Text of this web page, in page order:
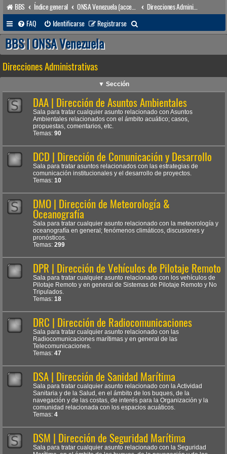
BBS Índice general ONSA Venezuela (acceso público)
Direcciones Administrativas
FAQ
Identificarse Registrarse
u
a
r
BBS | ONSA Venezuela
Direcciones Administrativas
▼ Sección
DAA | Dirección de Asuntos Ambientales
Sala para tratar cualquier asunto relacionado con Asuntos
Ambientales relacionados con el ámbito acuático; casos,
propuestas, comentarios, etc.
Temas: 90
DCD | Dirección de Comunicación y Desarrollo
Sala para tratar asuntos relacionados con las estrategias de
comunicación institucionales y el desarrollo de proyectos.
Temas: 10
DMO | Dirección de Meteorología &
Oceanografía
Sala para tratar cualquier asunto relacionado con la meteorología y
oceanografía en general; fenómenos climáticos, discusiones y
pronósticos.
Temas: 299
DPR | Dirección de Vehículos de Pilotaje Remoto
Sala para tratar cualquier asunto relacionado con los vehículos de
Pilotaje Remoto y en general de Sistemas de Pilotaje Remoto y No
Tripulados.
Temas: 18
DRC | Dirección de Radiocomunicaciones
Sala para tratar cualquier asunto relacionado con las
Radiocomunicaciones marítimas y en general de las
Telecomunicaciones.
Temas: 47
DSA | Dirección de Sanidad Marítima
Sala para tratar cualquier asunto relacionado con la Actividad
Sanitaria y de la Salud, en el ámbito de los buques, de la
navegación y de las costas, de interés para la Organización y la
comunidad relacionada con los espacios acuáticos.
Temas: 4
DSM | Dirección de Seguridad Marítima
Sala para tratar cualquier asunto relacionado con la Seguridad